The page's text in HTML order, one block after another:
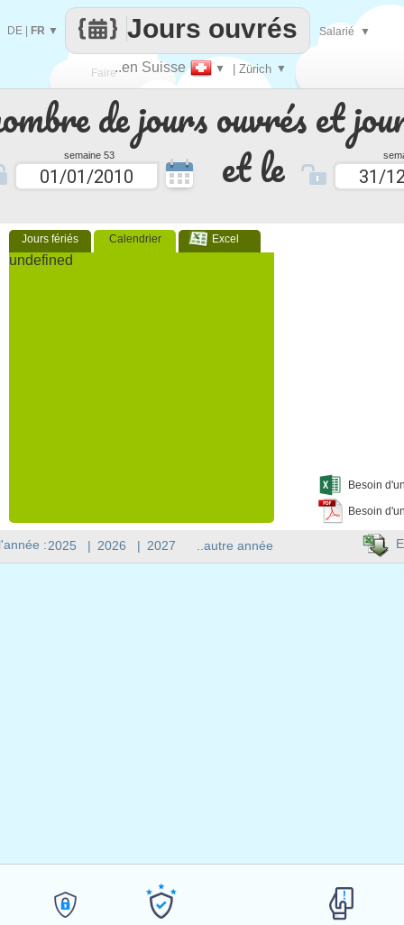
de jours ouvrés et
semaine 53 et le
Jours fériés Calendrier Excel
undefined
Besoin
Besoin
Faire
que
..en Suisse ▼ | Zürich ▼
Jours ouvrés
DE FR ▼ Salarié ▼
:2025 | 2026 | 2027 ..autre année